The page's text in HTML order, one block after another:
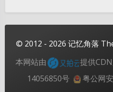
关闭
(╯°A°)╯︵○○○
φ(
Σ(っ °Д °;)っ
( ,,´･ω･)
╮(╯▽╰)╭
o(*////
( ๑´•ω•) "(ㆆᴗㆆ)
© 2012 - 2026 记忆角落
本网站由
提供
14056850号
粤公网